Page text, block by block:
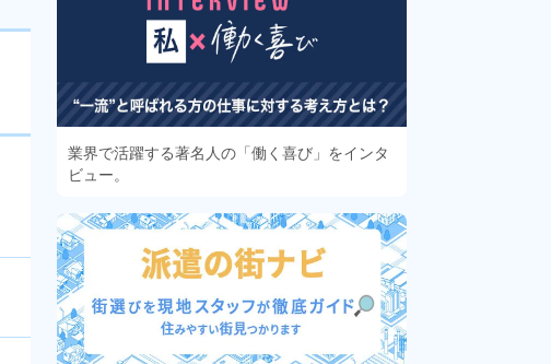
業界で活躍する著名人の「働く喜び」をインタ
ビュー。